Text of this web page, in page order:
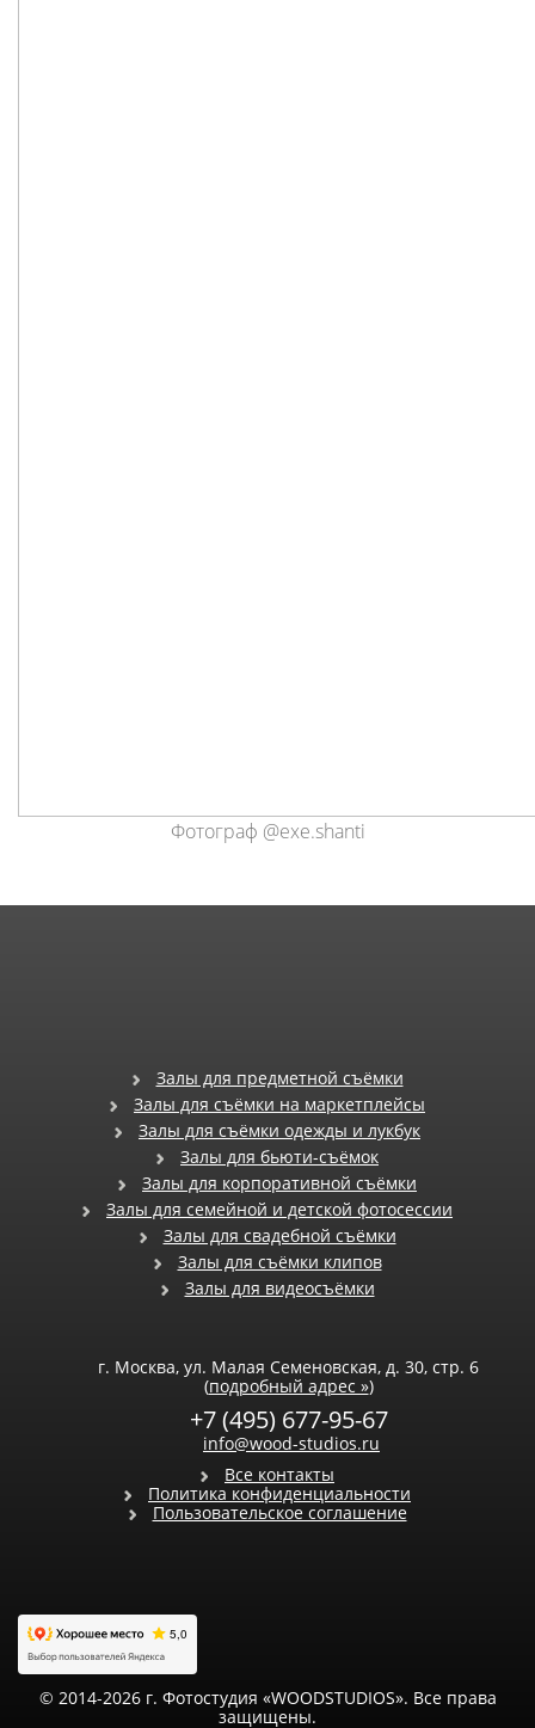
Фотограф @exe.shanti
Залы для предметной съёмки
Залы для съёмки на маркетплейсы
Залы для съёмки одежды и лукбук
Залы для бьюти-съёмок
Залы для корпоративной съёмки
Залы для семейной и детской фотосессии
Залы для свадебной съёмки
Залы для съёмки клипов
Залы для видеосъёмки
г. Москва, ул. Малая Семеновская, д. 30, стр. 6
(подробный адрес »)
+7 (495) 677-95-67
info@wood-studios.ru
Все контакты
Политика конфиденциальности
Пользовательское соглашение
© 2014-2026 г. Фотостудия «WOODSTUDIOS». Все права
защищены.